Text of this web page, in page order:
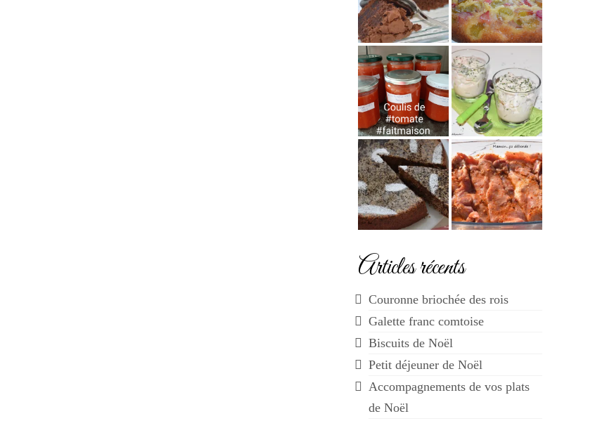
Articles récents
Couronne briochée des rois
Galette franc comtoise
Biscuits de Noël
Petit déjeuner de Noël
Accompagnements de vos plats
de Noël